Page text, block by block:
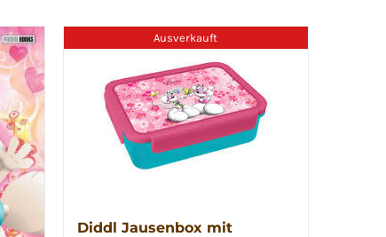
Ausverkauft
Diddl Jausenbox mit